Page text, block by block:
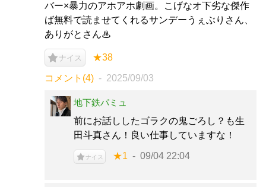
バー×暴力のアホアホ劇画。こげなオ下劣な傑作
ば無料で読ませてくれるサンデーうぇぶりさん、
ありがとさん♨
ナイス ★38
コメント(4) 2025/09/03
地下鉄パミュ
前にお話ししたゴラクの鬼ごろし？も生
田斗真さん！良い仕事していますな！
ナイス ★1 09/04 22:04